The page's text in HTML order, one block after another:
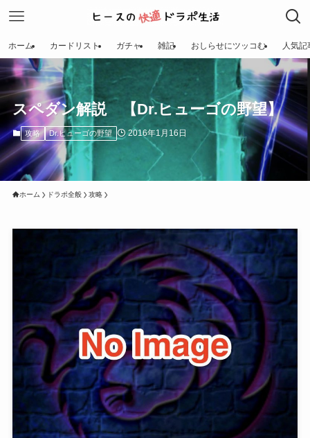
ホーム カードリスト ガチャ 雑記 おしらせにツッコむ 人気記
スペダン解説 【Dr.ヒューゴの野望】
攻略 Dr.ヒューゴの野望 2016年1月16日
ホーム ドラポ全般 攻略